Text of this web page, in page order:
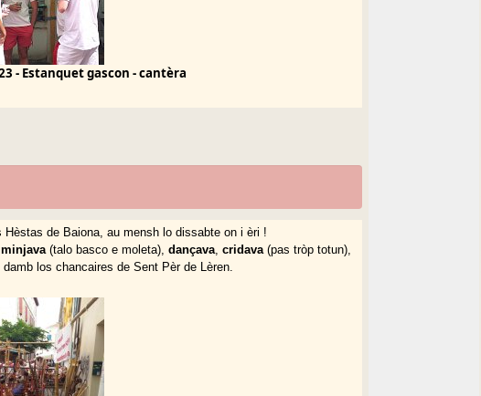
- Estanquet gascon - cantèra
de Baiona, au mensh lo dissabte on i èri !
minjava (talo basco e moleta),dançava ,cridava (pas tròp totun),
los chancaires de Sent Pèr de Lèren.